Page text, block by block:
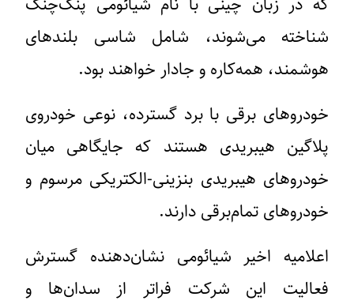
شناخته می‌شوند، شامل شاسی بلندهای
هوشمند، همه‌کاره و جادار خواهند بود.
خودروهای برقی با برد گسترده، نوعی خودروی
پلاگین هیبریدی هستند که جایگاهی میان
خودروهای هیبریدی بنزینی-الکتریکی مرسوم و
خودروهای تمام‌برقی دارند.
اعلامیه اخیر شیائومی نشان‌دهنده گسترش
فعالیت این شرکت فراتر از سدان‌ها و